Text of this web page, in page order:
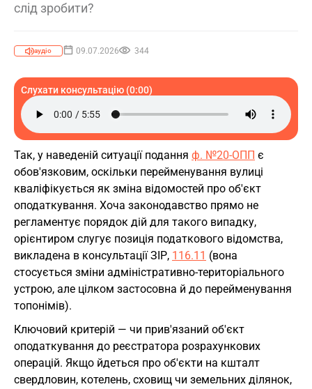
слід зробити?
аудіо 09.07.2026 344
Слухати консультацію (0:00)
Так, у наведеній ситуації подання ф. №20-ОПП є
обов'язковим, оскільки перейменування вулиці
кваліфікується як зміна відомостей про об'єкт
оподаткування. Хоча законодавство прямо не
регламентує порядок дій для такого випадку,
орієнтиром слугує позиція податкового відомства,
викладена в консультації ЗІР, 116.11 (вона
стосується зміни адміністративно-територіального
устрою, але цілком застосовна й до перейменування
топонімів).
Ключовий критерій — чи прив'язаний об'єкт
оподаткування до реєстратора розрахункових
операцій. Якщо йдеться про об'єкти на кшталт
свердловин, котелень, сховищ чи земельних ділянок,